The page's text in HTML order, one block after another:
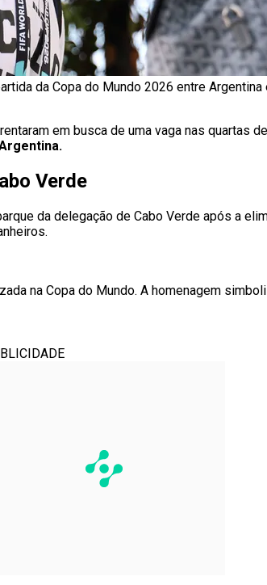
da Copa do Mundo 2026 entre
em busca de uma vaga nas quartas
Verde
da delegação de Cabo Verde após a
na Copa do Mundo. A homenagem